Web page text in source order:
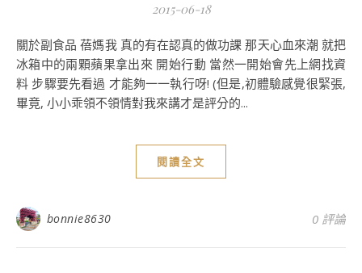
2015-06-18
關於副食品 蓓媽我 真的有在認真的做功課 那天心血來潮 就把
冰箱中的兩顆蘋果拿出來 開始行動 當然一開始會先上網找資
料 步驟要先看過 才能夠一一執行呀! (但是,初體驗感覺很緊張,
畢竟, 小小乖領不領情對我來講才是評分的...
閱讀全文
bonnie8630 0 評論